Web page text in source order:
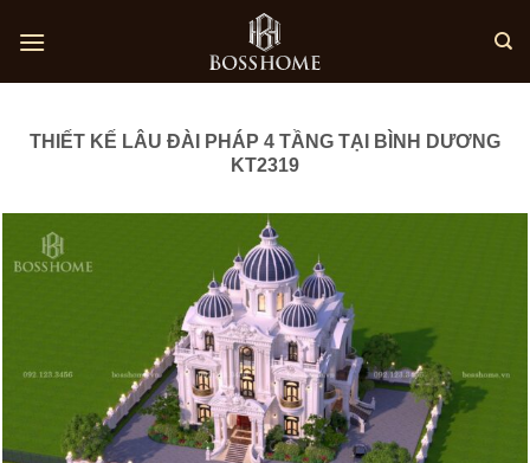
THIẾT KẾ LÂU ĐÀI PHÁP 4 TẦNG TẠI BÌNH DƯƠNG
KT2319